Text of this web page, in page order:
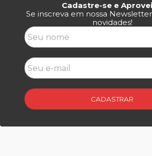
Cadastre-se e
Se inscreva em nossa
novidades!
CADASTRAR